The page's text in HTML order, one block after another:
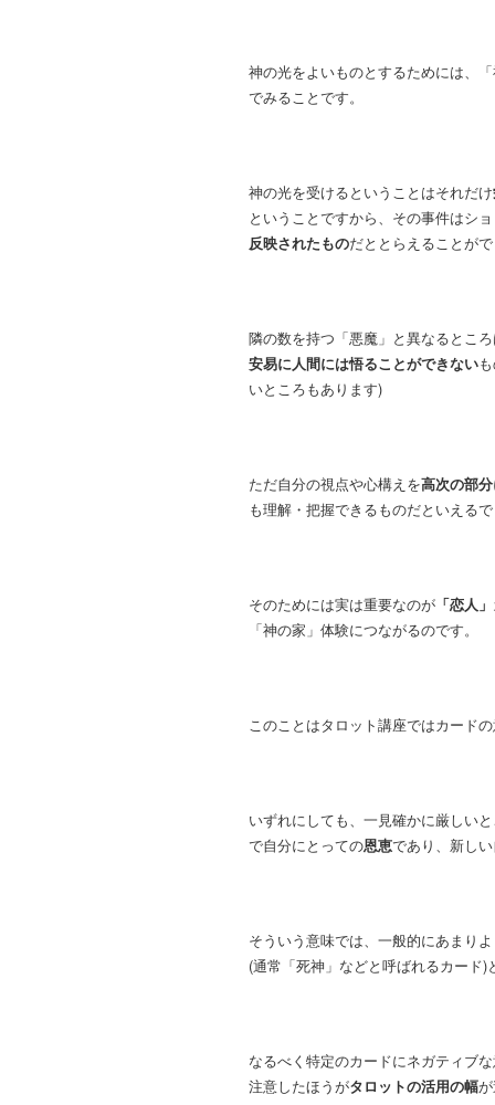
神の光をよいものとするためには、
でみることです。
神の光を受けるということはそれだけ
ということですから、その事件はシ
反映されたものだととらえることが
隣の数を持つ「悪魔」と異なるとこ
安易に人間には悟ることができない
いところもあります)
ただ自分の視点や心構えを高次の部
も理解・把握できるものだといえる
そのためには実は重要なのが 「恋人
「神の家」体験につながるのです。
このことはタロット講座ではカード
いずれにしても、一見確かに厳しい
で自分にとっての恩恵であり、新し
そういう意味では、一般的にあまり
(通常「死神」などと呼ばれるカード
なるべく特定のカードにネガティブ
注意したほうがタロットの活用の幅